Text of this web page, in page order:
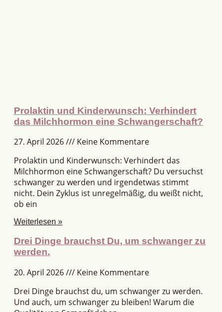
Prolaktin und Kinderwunsch: Verhindert
das Milchhormon eine Schwangerschaft?
27. April 2026
Keine Kommentare
Prolaktin und Kinderwunsch: Verhindert das
Milchhormon eine Schwangerschaft? Du versuchst
schwanger zu werden und irgendetwas stimmt
nicht. Dein Zyklus ist unregelmäßig, du weißt nicht,
ob ein
Weiterlesen »
Drei Dinge brauchst Du, um schwanger zu
werden.
20. April 2026
Keine Kommentare
Drei Dinge brauchst du, um schwanger zu werden.
Und auch, um schwanger zu bleiben! Warum die